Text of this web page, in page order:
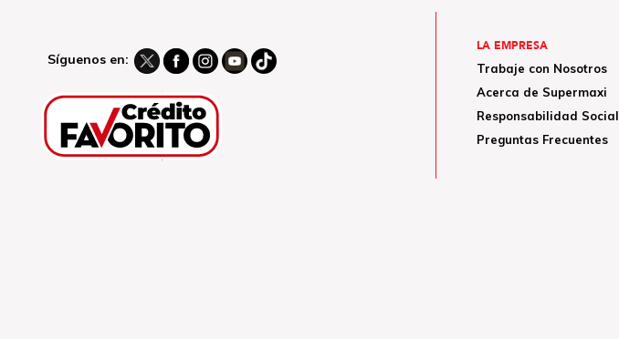
Síguenos en:
LA EMPRESA
Trabaje con Nosotros
Acerca de Supermaxi
Responsabilidad Social
Preguntas Frecuentes